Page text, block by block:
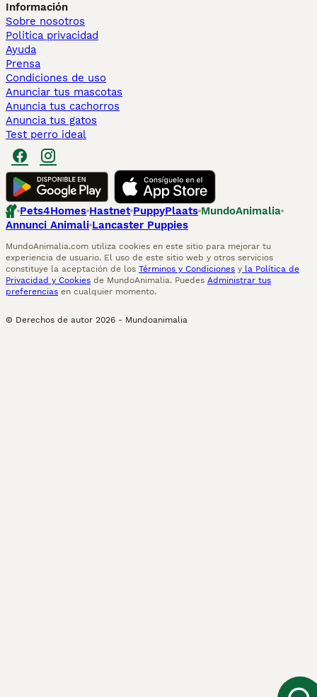
Información
Sobre nosotros
Politica privacidad
Ayuda
Prensa
Condiciones de uso
Anunciar tus mascotas
Anuncia tus cachorros
Anuncia tus gatos
Test perro ideal
Pets4Homes Hastnet PuppyPlaats MundoAnimalia
Annunci Animali Lancaster Puppies
MundoAnimalia.com utiliza cookies en este sitio para mejorar tu
experiencia de usuario. El uso de este sitio web y otros servicios
constituye la aceptación de los Términos y Condiciones y la Política de
Privacidad y Cookies de MundoAnimalia. Puedes Administrar tus
preferencias en cualquier momento.
© Derechos de autor 2026 - Mundoanimalia